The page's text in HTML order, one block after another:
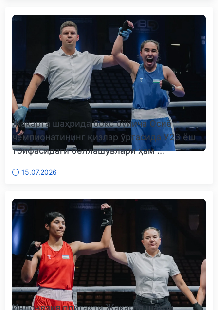
Жакарта шаҳрида бокс бўйича Осиё
чемпионатининг қизлар ўртасида У23 ёш
тоифасидаги беллашувлари ҳам ...
15.07.2026
Индонезия пойтахти Жакарта шаҳри